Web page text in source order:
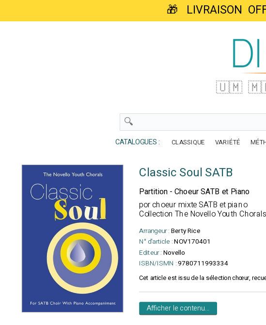
🎁 LIVRAISON
🇺🇲
CATALOGUES : CLASSIQUE VARIÉTÉ
Classic Soul SATB
Partition - Choeur SATB et Piano
por choeur mixte SATB et piano
Collection The Novello Youth Chorals
Arrangeur : Berty Rice
N° d'article :NOV170401
Editeur :Novello
ISBN/ISMN :9780711993334
Cet article est issu de la sélection chœur,
Afficher le contenu...